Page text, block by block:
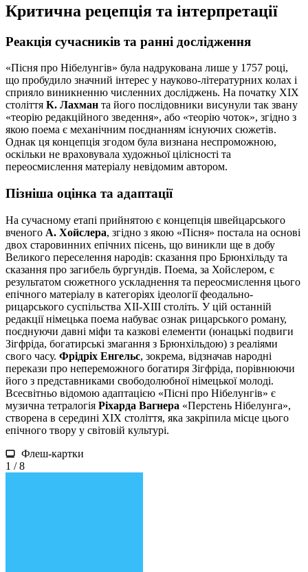
Критична рецепція та інтерпретації
Реакція сучасників та ранні дослідження
«Пісня про Нібелунгів» була надрукована лише у 1757 році,
що пробудило значний інтерес у науково-літературних колах і
сприяло виникненню численних досліджень. На початку XIX
століття К. Лахман та його послідовники висунули так звану
«теорію редакційного зведення», або «теорію чоток», згідно з
якою поема є механічним поєднанням існуючих сюжетів.
Однак ця концепція згодом була визнана неспроможною,
оскільки не враховувала художньої цілісності та
переосмислення матеріалу невідомим автором.
Пізніша оцінка та адаптації
На сучасному етапі прийнятою є концепція швейцарського
вченого А. Хойслера, згідно з якою «Пісня» постала на основі
двох старовинних епічних пісень, що виникли ще в добу
Великого переселення народів: сказання про Брюнхільду та
сказання про загибель бургундів. Поема, за Хойслером, є
результатом сюжетного ускладнення та переосмислення цього
епічного матеріалу в категоріях ідеології феодально-
рицарського суспільства XII-XIII століть. У цій останній
редакції німецька поема набуває ознак рицарського роману,
поєднуючи давні міфи та казкові елементи (юнацькі подвиги
Зігфріда, богатирські змагання з Брюнхільдою) з реаліями
свого часу. Фрідріх Енгельс, зокрема, відзначав народні
перекази про непереможного богатиря Зігфріда, порівнюючи
його з представниками свободолюбної німецької молоді.
Всесвітньо відомою адаптацією «Пісні про Нібелунгів» є
музична тетралогія Ріхарда Вагнера «Перстень Нібелунга»,
створена в середині XIX століття, яка закріпила місце цього
епічного твору у світовій культурі.
Флеш-картки
1 / 8